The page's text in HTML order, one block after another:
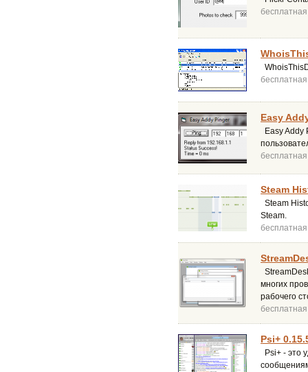
бесплатная
бесплатная
Easy
Easy Addy
бесплатная
Steam
Steam
Steam.
бесплатная
многих
рабочего
бесплатная
Psi+
Psi+ - это